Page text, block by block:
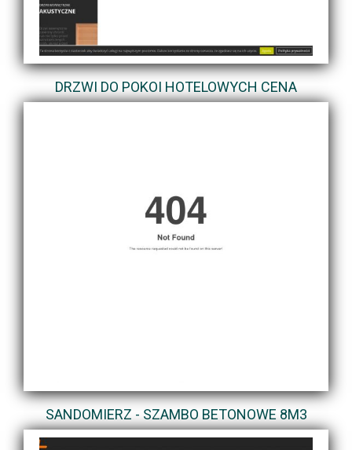
DRZWI DO POKOI HOTELOWYCH CENA
SANDOMIERZ - SZAMBO BETONOWE 8M3